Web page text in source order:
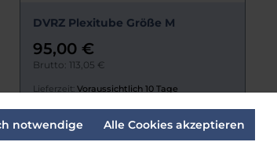
DVRZ Plexitube Größe M
95,00 €
Brutto: 113,05 €
Lieferzeit: Voraussichtlich 10 Tage
notwendige Alle Cookies akzeptieren